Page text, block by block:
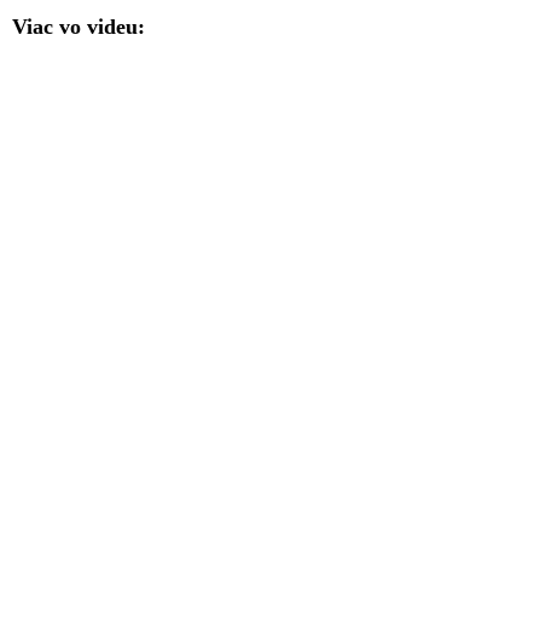
Viac vo videu: